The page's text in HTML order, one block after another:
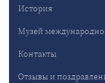
История
Музей
Контакты
Отзывы и